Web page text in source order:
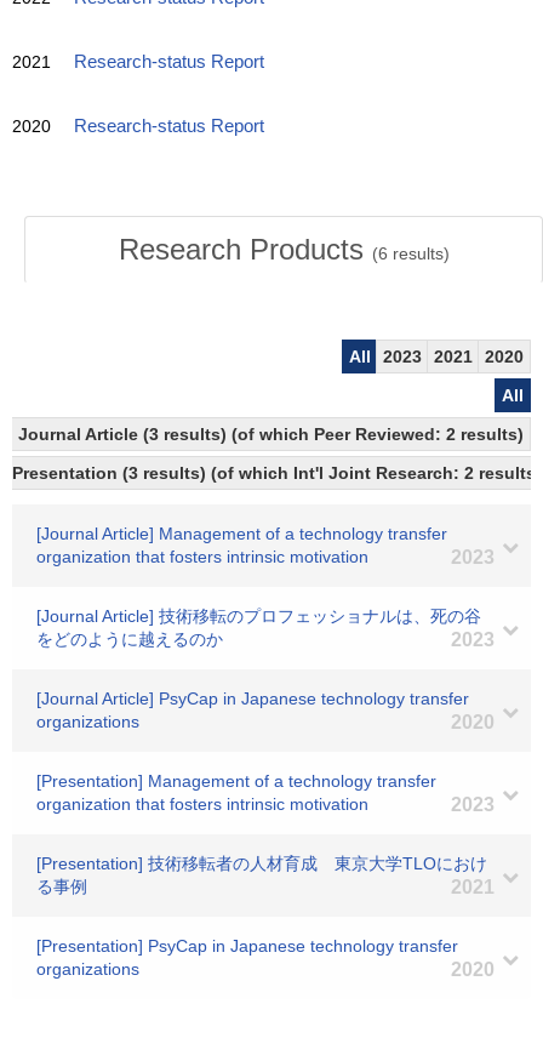
2021 Research-status Report
2020 Research-status Report
Research Products (6 results)
All 2023 2021
2020
All
Journal Article (3 results) (of which Peer Reviewed: 2 results)
Presentation (3 results) (of which Int'l Joint Research: 2 results)
[Journal Article] Management of a technology transfer
organization that fosters intrinsic motivation
2023
[Journal Article] 技術移転のプロフェッショナルは、死の谷
をどのように越えるのか
2023
[Journal Article] PsyCap in Japanese technology transfer
organizations
2020
[Presentation] Management of a technology transfer
organization that fosters intrinsic motivation
2023
[Presentation] 技術移転者の人材育成 東京大学TLOにおけ
る事例
2021
[Presentation] PsyCap in Japanese technology transfer
organizations
2020